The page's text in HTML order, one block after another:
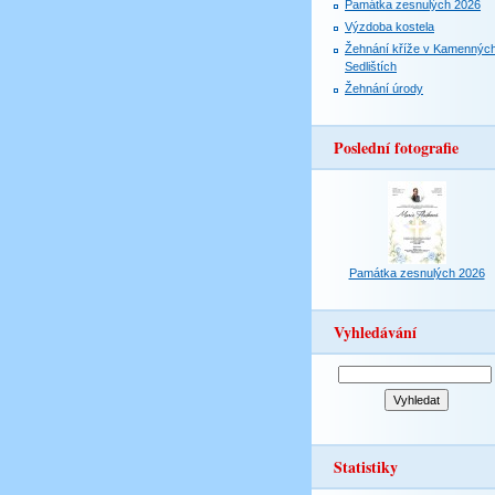
Památka zesnulých 2026
Výzdoba kostela
Žehnání kříže v
Sedlištích
Žehnání úrody
Poslední fotografie
Památka zesnulých 2026
Vyhledávání
Statistiky